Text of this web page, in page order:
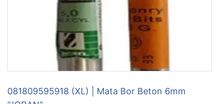
081809595918 (XL) | Mata Bor Beton 6mm